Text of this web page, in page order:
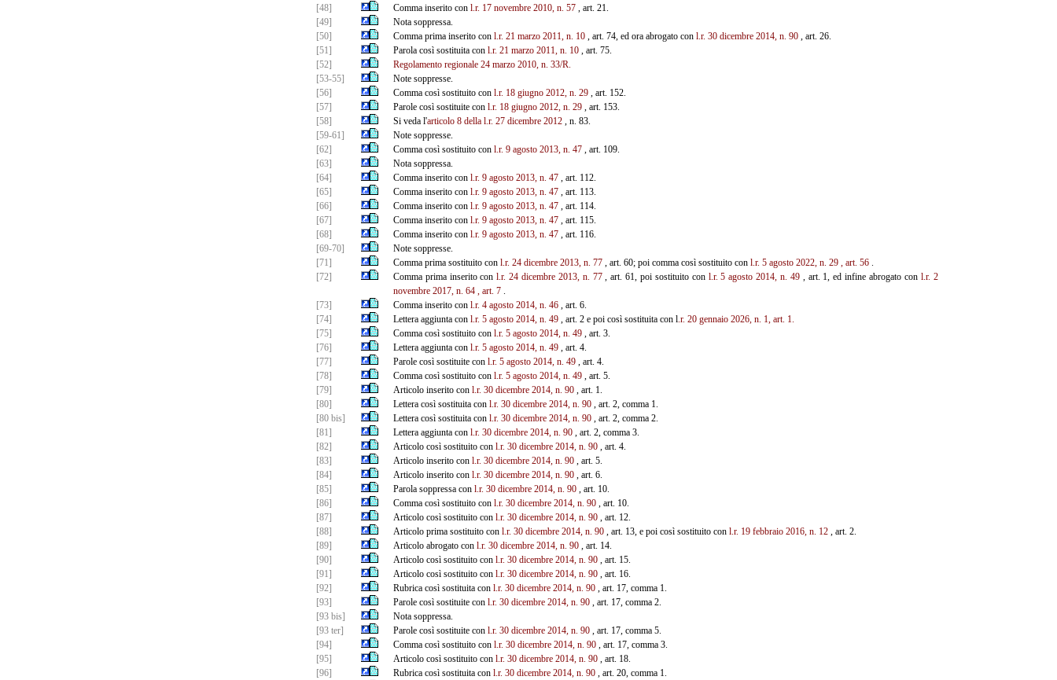
[48]
Comma inserito con l.r. 17 novembre 2010, n. 57, art. 21.
[49]
Nota soppressa.
[50]
Comma prima inserito con l.r. 21 marzo 2011, n. 10, art. 74, ed ora abrogato con l.r. 30 dicembre 2014, n. 90, art. 26.
[51]
Parola così sostituita con l.r. 21 marzo 2011, n. 10, art. 75.
[52]
Regolamento regionale 24 marzo 2010, n. 33/R.
[53-55]
Note soppresse.
[56]
Comma così sostituito con l.r. 18 giugno 2012, n. 29, art. 152.
[57]
Parole così sostituite con l.r. 18 giugno 2012, n. 29, art. 153.
[58]
Si veda l'articolo 8 della l.r. 27 dicembre 2012, n. 83.
[59-61]
Note soppresse.
[62]
Comma così sostituito con l.r. 9 agosto 2013, n. 47, art. 109.
[63]
Nota soppressa.
[64]
Comma inserito con l.r. 9 agosto 2013, n. 47, art. 112.
[65]
Comma inserito con l.r. 9 agosto 2013, n. 47, art. 113.
[66]
Comma inserito con l.r. 9 agosto 2013, n. 47, art. 114.
[67]
Comma inserito con l.r. 9 agosto 2013, n. 47, art. 115.
[68]
Comma inserito con l.r. 9 agosto 2013, n. 47, art. 116.
[69-70]
Note soppresse.
[71]
Comma prima sostituito con l.r. 24 dicembre 2013, n. 77, art. 60; poi comma così sostituito con l.r. 5 agosto 2022, n. 29 , art. 56.
[72]
Comma prima inserito conl.r. 24 dicembre 2013, n. 77, art. 61, poi sostituito con l.r. 5 agosto 2014, n. 49, art. 1, ed infine abrogato con l.r. 2
novembre 2017, n. 64 , art. 7.
[73]
Comma inserito con l.r. 4 agosto 2014, n. 46, art. 6.
[74]
Lettera aggiunta con l.r. 5 agosto 2014, n. 49, art. 2 e poi così sostituita con l.r. 20 gennaio 2026, n. 1, art. 1.
[75]
Comma così sostituito con l.r. 5 agosto 2014, n. 49, art. 3.
[76]
Lettera aggiunta con l.r. 5 agosto 2014, n. 49, art. 4.
[77]
Parole così sostituite con l.r. 5 agosto 2014, n. 49, art. 4.
[78]
Comma così sostituito con l.r. 5 agosto 2014, n. 49, art. 5.
[79]
Articolo inserito con l.r. 30 dicembre 2014, n. 90, art. 1.
[80]
Lettera così sostituita con l.r. 30 dicembre 2014, n. 90, art. 2, comma 1.
[80 bis]
Lettera così sostituita con l.r. 30 dicembre 2014, n. 90, art. 2, comma 2.
[81]
Lettera aggiunta con l.r. 30 dicembre 2014, n. 90, art. 2, comma 3.
[82]
Articolo così sostituito con l.r. 30 dicembre 2014, n. 90, art. 4.
[83]
Articolo inserito con l.r. 30 dicembre 2014, n. 90, art. 5.
[84]
Articolo inserito con l.r. 30 dicembre 2014, n. 90, art. 6.
[85]
Parola soppressa con l.r. 30 dicembre 2014, n. 90, art. 10.
[86]
Comma così sostituito con l.r. 30 dicembre 2014, n. 90, art. 10.
[87]
Articolo così sostituito con l.r. 30 dicembre 2014, n. 90, art. 12.
[88]
Articolo prima sostituito con l.r. 30 dicembre 2014, n. 90, art. 13, e poi così sostituito con l.r. 19 febbraio 2016, n. 12, art. 2.
[89]
Articolo abrogato con l.r. 30 dicembre 2014, n. 90, art. 14.
[90]
Articolo così sostituito con l.r. 30 dicembre 2014, n. 90, art. 15.
[91]
Articolo così sostituito con l.r. 30 dicembre 2014, n. 90, art. 16.
[92]
Rubrica così sostituita con l.r. 30 dicembre 2014, n. 90, art. 17, comma 1.
[93]
Parole così sostituite con l.r. 30 dicembre 2014, n. 90, art. 17, comma 2.
[93 bis]
Nota soppressa.
[93 ter]
Parole così sostituite con l.r. 30 dicembre 2014, n. 90, art. 17, comma 5.
[94]
Comma così sostituito con l.r. 30 dicembre 2014, n. 90, art. 17, comma 3.
[95]
Articolo così sostituito con l.r. 30 dicembre 2014, n. 90, art. 18.
[96]
Rubrica così sostituita con l.r. 30 dicembre 2014, n. 90, art. 20, comma 1.